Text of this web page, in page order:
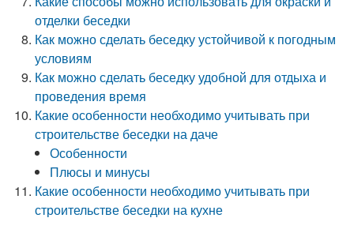
отделки беседки
Как можно сделать беседку устойчивой к погодным
условиям
Как можно сделать беседку удобной для отдыха и
проведения время
Какие особенности необходимо учитывать при
строительстве беседки на даче
Особенности
Плюсы и минусы
Какие особенности необходимо учитывать при
строительстве беседки на кухне